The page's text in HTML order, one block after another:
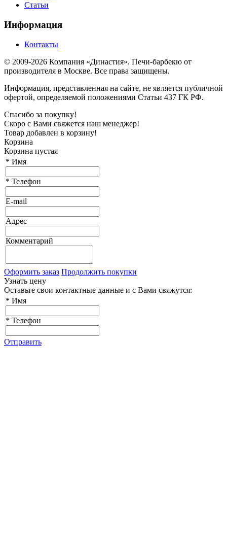
Статьи
Информация
Контакты
© 2009-2026 Компания «Династия». Печи-барбекю от
производителя в Москве. Все права защищены.
Информация, представленная на сайте, не является публичной
офертой, определяемой положениями Статьи 437 ГК РФ.
Спасибо за покупку!
Скоро с Вами свяжется наш менеджер!
Товар добавлен в корзину!
Корзина
Корзина пустая
* Имя
* Телефон
E-mail
Адрес
Комментарий
Оформить заказ Продолжить покупки
Узнать цену
Оставьте свои контактные данные и с Вами свяжутся:
* Имя
* Телефон
Отправить